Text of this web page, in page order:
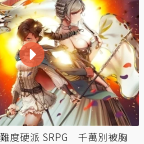
難度硬派 SRPG 千萬別被胸